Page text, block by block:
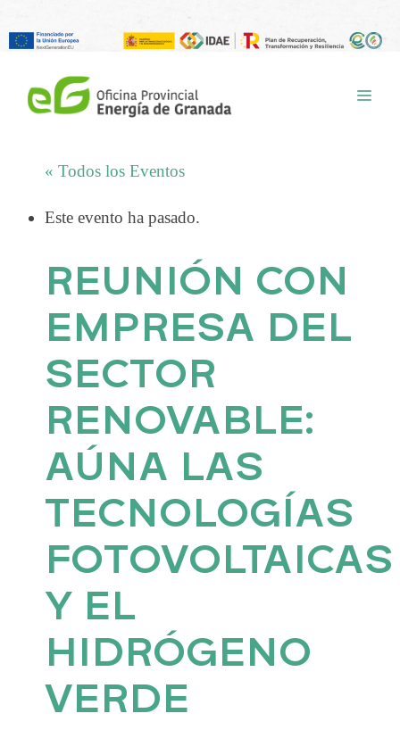
contenido
« Todos los Eventos
Este evento ha pasado.
REUNIÓN CON
EMPRESA DEL
SECTOR
RENOVABLE:
AÚNA LAS
TECNOLOGÍAS
FOTOVOLTAICAS
Y EL
HIDRÓGENO
VERDE